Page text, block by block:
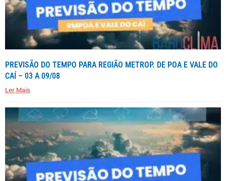
PREVISÃO DO TEMPO PARA REGIÃO METROP. DE POA E VALE DO
CAÍ – 03 A 09/08
Ler Mais